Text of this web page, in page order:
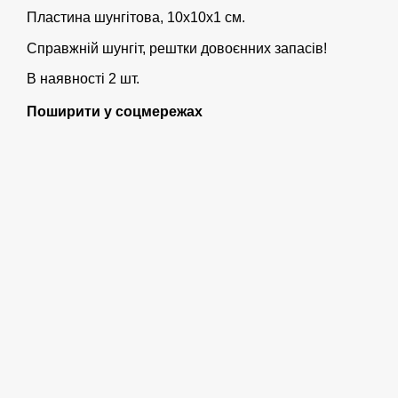
Пластина шунгітова, 10х10х1 см.
Справжній шунгіт, рештки довоєнних запасів!
В наявності 2 шт.
Поширити у соцмережах